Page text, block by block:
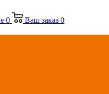
0 Ваш заказ 0